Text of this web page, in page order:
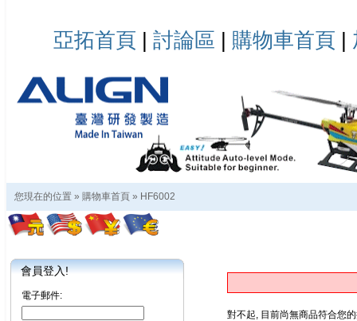
亞拓首頁 | 討論區 | 購物車首頁 |
您現在的位置 » 購物車首頁 » HF6002
會員登入!
電子郵件:
對不起, 目前尚無商品符合您